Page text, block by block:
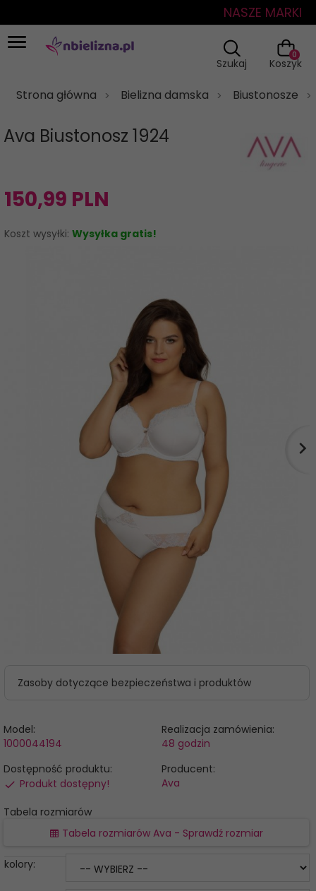
NASZE MARKI
Szukaj Koszyk
0
Strona główna Bielizna damska Biustonosze
Ava Biustonosz 1924
150,99 PLN
Koszt wysyłki: Wysyłka gratis!
Zasoby dotyczące bezpieczeństwa i produktów
Model:
1000044194
Realizacja zamówienia:
48 godzin
Dostępność produktu:
Produkt dostępny!
Producent:
Ava
Tabela rozmiarów
Tabela rozmiarów Ava - Sprawdź rozmiar
kolory: